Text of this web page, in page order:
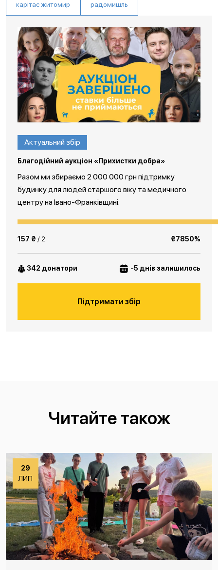
карітас житомир радомишль
Актуальний збір
Благодійний аукціон «Прихистки добра»
Разом ми збираємо 2 000 000 грн підтримку
будинку для людей старшого віку та медичного
центру на Івано-Франківщині.
157 ₴ / 2 ₴7850%
342 донатори -5 днів залишилось
Підтримати збір
Читайте також
29
ЛИП